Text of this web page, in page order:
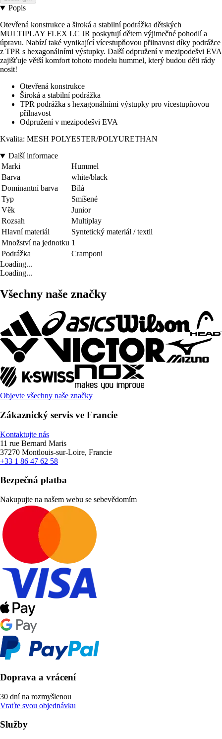
Popis
Otevřená konstrukce a široká a stabilní podrážka dětských
MULTIPLAY FLEX LC JR poskytují dětem výjimečné pohodlí a
úpravu. Nabízí také vynikající vícestupňovou přilnavost díky podrážce
z TPR s hexagonálními výstupky. Další odpružení v mezipodešvi EVA
zajišťuje větší komfort tohoto modelu hummel, který budou děti rády
nosit!
Otevřená konstrukce
Široká a stabilní podrážka
TPR podrážka s hexagonálními výstupky pro vícestupňovou
přilnavost
Odpružení v mezipodešvi EVA
Kvalita: MESH POLYESTER/POLYURETHAN
Další informace
Marki
Hummel
Barva
white/black
Dominantní barva
Bílá
Typ
Smíšené
Věk
Junior
Rozsah
Multiplay
Hlavní materiál
Syntetický materiál / textil
Množství na jednotku 1
Podrážka
Cramponi
Loading...
Loading...
Všechny naše značky
Objevte všechny naše značky
Zákaznický servis ve Francie
Kontaktujte nás
11 rue Bernard Maris
37270 Montlouis-sur-Loire, Francie
+33 1 86 47 62 58
Bezpečná platba
Nakupujte na našem webu se sebevědomím
Doprava a vrácení
30 dní na rozmyšlenou
Vraťte svou objednávku
Služby